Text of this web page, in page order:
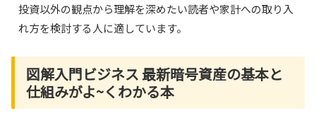
投資以外の観点から理解を深めたい読者や家計への取り入
れ方を検討する人に適しています。
図解入門ビジネス 最新暗号資産の基本と
仕組みがよ~くわかる本